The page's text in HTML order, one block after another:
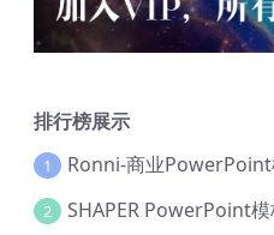
排行榜展示
1 Ronni-商业PowerPoint
2 SHAPER PowerPoint模